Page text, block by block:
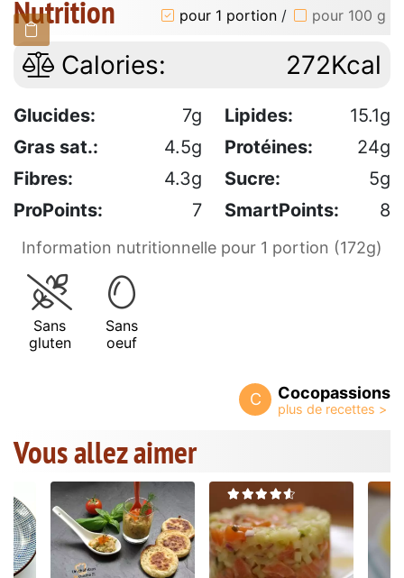
Nutrition pour 1 portion / pour 100 g
Calories: 272Kcal
Glucides: 7g Lipides:
15.1g
Gras sat.:
4.5g Protéines:
24g
Fibres:
4.3g Sucre:
5g
ProPoints:
7 SmartPoints: 8
Information nutritionnelle pour 1 portion (172g)
Sans
gluten
Sans
oeuf
C Cocopassions
Vous allez aimer